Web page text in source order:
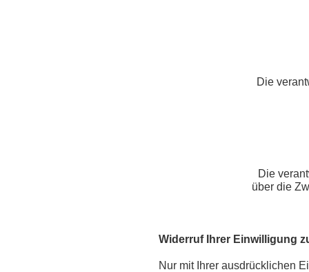
Die
Die
über die
Widerruf Ihrer Einwilligung
Nur mit Ihrer ausdrücklichen